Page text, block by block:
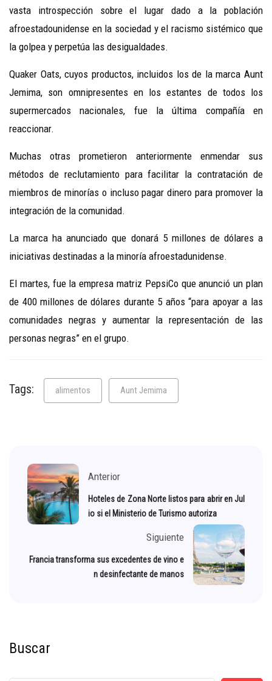
vasta introspección sobre el lugar dado a la población
afroestadounidense en la sociedad y el racismo sistémico que
la golpea y perpetúa las desigualdades.
Quaker Oats, cuyos productos, incluidos los de la marca Aunt
Jemima, son omnipresentes en los estantes de todos los
supermercados nacionales, fue la última compañía en
reaccionar.
Muchas otras prometieron anteriormente enmendar sus
métodos de reclutamiento para facilitar la contratación de
miembros de minorías o incluso pagar dinero para promover la
integración de la comunidad.
La marca ha anunciado que donará 5 millones de dólares a
iniciativas destinadas a la minoría afroestadunidense.
El martes, fue la empresa matriz PepsiCo que anunció un plan
de 400 millones de dólares durante 5 años “para apoyar a las
comunidades negras y aumentar la representación de las
personas negras” en el grupo.
Tags: alimentos Aunt Jemima
Anterior
Hoteles de Zona Norte listos para abrir en Jul
io si el Ministerio de Turismo autoriza
Siguiente
Francia transforma sus excedentes de vino e
n desinfectante de manos
Buscar